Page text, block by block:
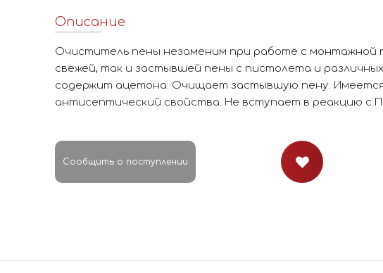
Описание
Очиститель пены незаменим при работе с монтажной
свежей, так и застывшей пены с пистолета и
содержит ацетона. Очищает застывшую пену. Имеется
антисептический свойства. Не вступает в реакцию с
Сообщить о поступлении